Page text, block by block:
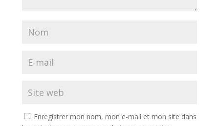
Enregistrer mon nom, mon e-mail et mon site dans